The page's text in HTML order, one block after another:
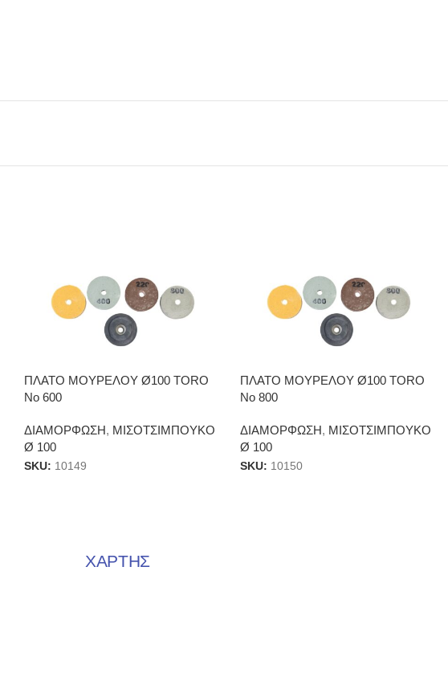
ΠΛΑΤΟ ΜΟΥΡΕΛΟΥ Ø100 TORO
Νο 600
ΔΙΑΜΟΡΦΩΣΗ, ΜΙΣΟΤΣΙΜΠΟΥΚΟ
Ø 100
SKU: 10149
ΠΛΑΤΟ ΜΟΥΡΕΛΟΥ Ø100 TORO
Νο 800
ΔΙΑΜΟΡΦΩΣΗ, ΜΙΣΟΤΣΙΜΠΟΥΚΟ
Ø 100
SKU: 10150
ΧΑΡΤΗΣ